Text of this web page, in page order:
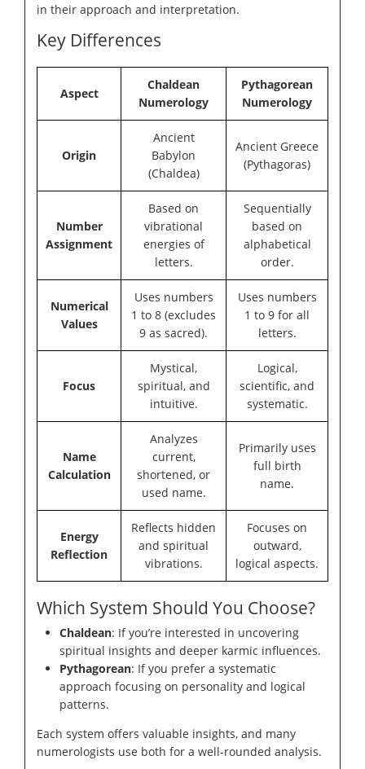
in their approach and interpretation.
Key Differences
Aspect
Chaldean
Numerology
Pythagorean
Numerology
Origin
Ancient
Babylon
(Chaldea)
Ancient Greece
(Pythagoras)
Number
Assignment
Based on
vibrational
energies of
letters.
Sequentially
based on
alphabetical
order.
Numerical
Values
Uses numbers
1 to 8 (excludes
9 as sacred).
Uses numbers
1 to 9 for all
letters.
Focus
Mystical,
spiritual, and
intuitive.
Logical,
scientific, and
systematic.
Name
Calculation
Analyzes
current,
shortened, or
used name.
Primarily uses
full birth
name.
Energy
Reflection
Reflects hidden
and spiritual
vibrations.
Focuses on
outward,
logical aspects.
Which System Should You Choose?
Chaldean: If you’re interested in uncovering
spiritual insights and deeper karmic influences.
Pythagorean: If you prefer a systematic
approach focusing on personality and logical
patterns.
Each system offers valuable insights, and many
numerologists use both for a well-rounded analysis.